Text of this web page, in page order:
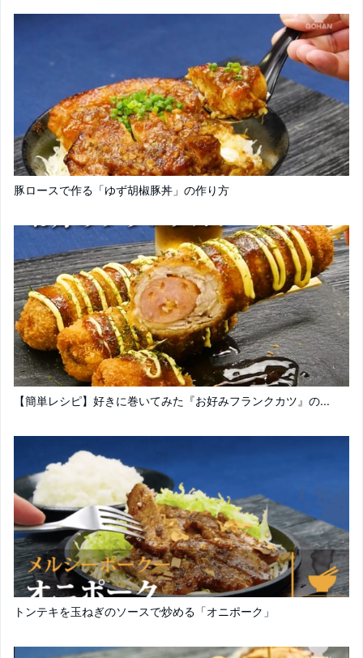
豚ロースで作る「ゆず胡椒豚丼」の作り方
【簡単レシピ】好きに巻いてみた『お好みフランクカツ』の...
トンテキを玉ねぎのソースで炒める「オニポーク」